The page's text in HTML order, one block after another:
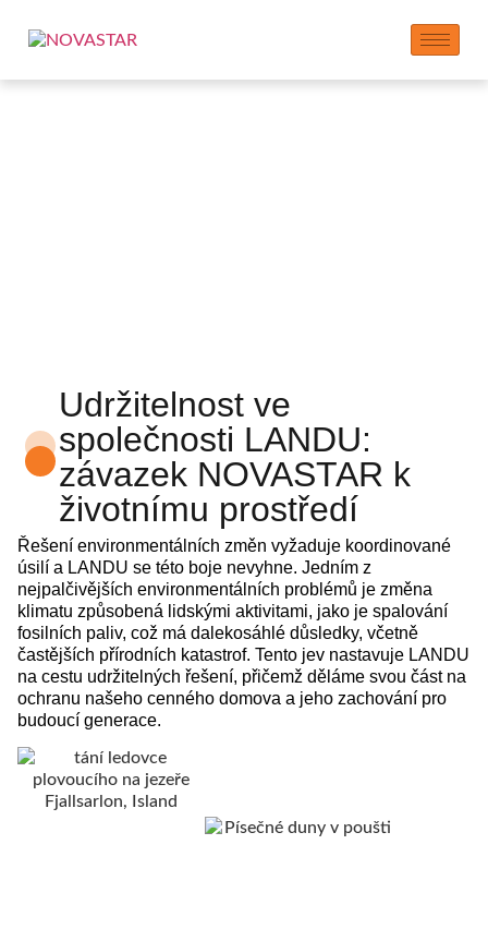
Udržitelnost ve
společnosti LANDU:
závazek NOVASTAR k
životnímu prostředí
Řešení environmentálních změn vyžaduje koordinované
úsilí a LANDU se této boje nevyhne. Jedním z
nejpalčivějších environmentálních problémů je změna
klimatu způsobená lidskými aktivitami, jako je spalování
fosilních paliv, což má dalekosáhlé důsledky, včetně
častějších přírodních katastrof. Tento jev nastavuje LANDU
na cestu udržitelných řešení, přičemž děláme svou část na
ochranu našeho cenného domova a jeho zachování pro
budoucí generace.